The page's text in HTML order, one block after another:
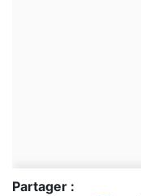
Partager :